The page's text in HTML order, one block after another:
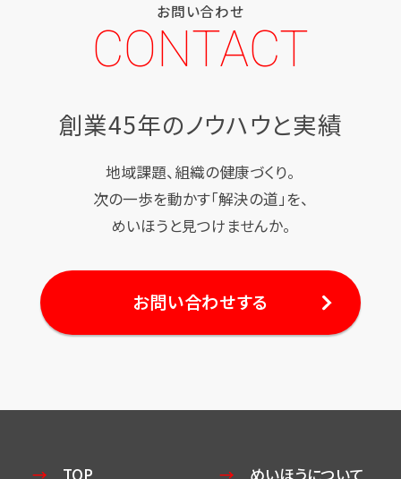
お問い合わせ
CONTACT
創業45年のノウハウと実績
地域課題、組織の健康づくり。
次の一歩を動かす「解決の道」を、
めいほうと見つけませんか。
お問い合わせする